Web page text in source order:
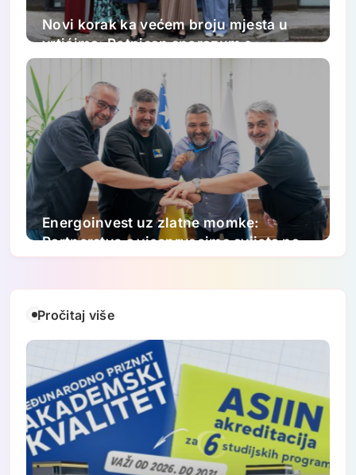
Novi korak ka većem broju mjesta u
vrtićima: Potpisan sporazum o
proširenju kapaciteta JU „Djeca
Sarajeva“
Energoinvest uz zlatne momke:
Partnerstvo s viceprvacima svijeta na
putu ka Paraolimpijskim igrama 2028.
Pročitaj više